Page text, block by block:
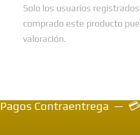
Solo los usuarios
comprado este producto
valoración.
Contraentrega —